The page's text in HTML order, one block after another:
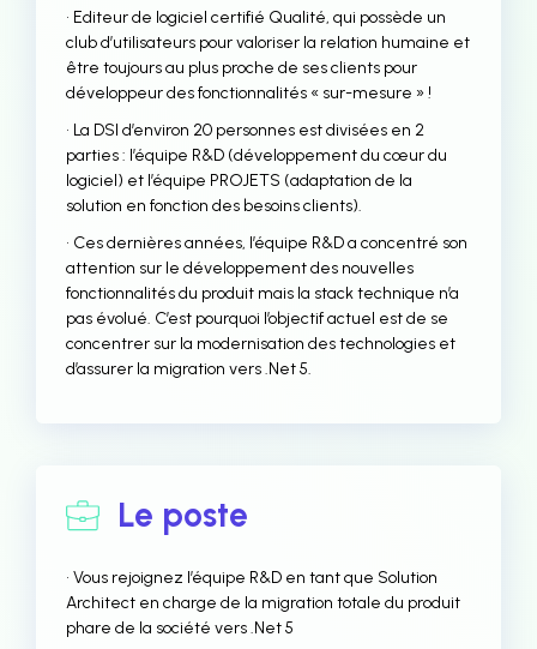
• Editeur de logiciel certifié Qualité, qui possède un
club d’utilisateurs pour valoriser la relation humaine et
être toujours au plus proche de ses clients pour
développeur des fonctionnalités « sur-mesure » !
• La DSI d’environ 20 personnes est divisées en 2
parties : l’équipe R&D (développement du cœur du
logiciel) et l’équipe PROJETS (adaptation de la
solution en fonction des besoins clients).
• Ces dernières années, l’équipe R&D a concentré son
attention sur le développement des nouvelles
fonctionnalités du produit mais la stack technique n’a
pas évolué. C’est pourquoi l’objectif actuel est de se
concentrer sur la modernisation des technologies et
d’assurer la migration vers .Net 5.
Le poste
• Vous rejoignez l’équipe R&D en tant que Solution
Architect en charge de la migration totale du produit
phare de la société vers .Net 5